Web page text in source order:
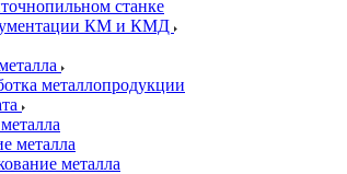
станке
КМ и КМД
металлопродукции
металла
металла